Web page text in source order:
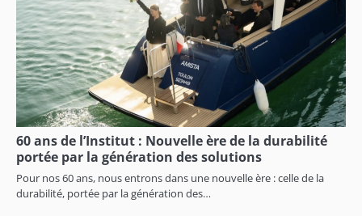
60 ans de l’Institut : Nouvelle ère de la durabilité
portée par la génération des solutions
Pour nos 60 ans, nous entrons dans une nouvelle ère : celle de la
durabilité, portée par la génération des…